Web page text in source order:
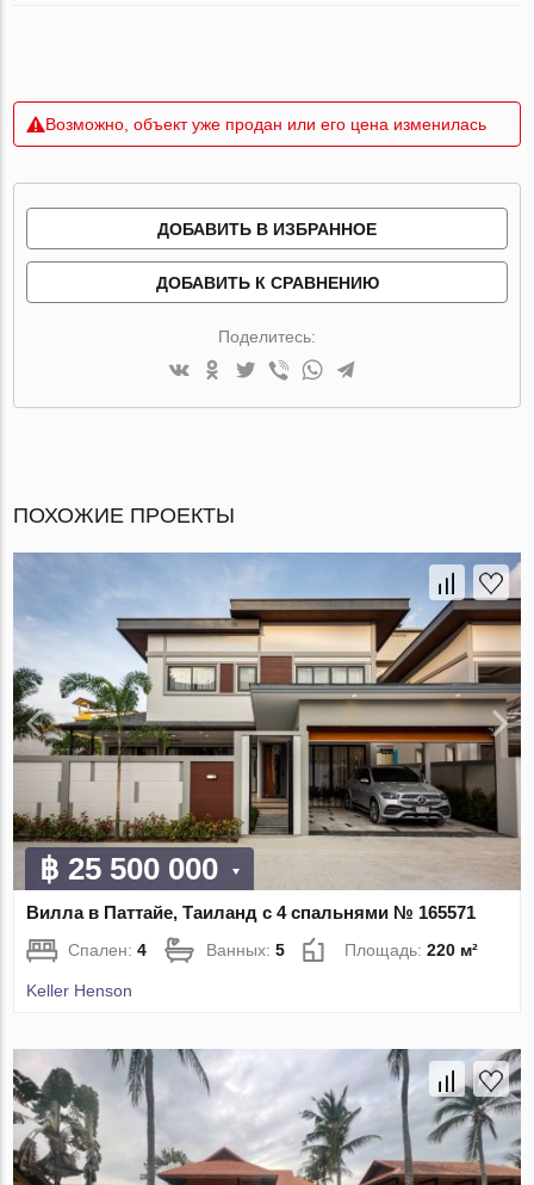
Возможно, объект уже продан или его цена изменилась
ДОБАВИТЬ В ИЗБРАННОЕ
ДОБАВИТЬ К СРАВНЕНИЮ
Поделитесь:
ПОХОЖИЕ ПРОЕКТЫ
฿ 25 500 000
Вилла в Паттайе, Таиланд с 4 спальнями № 165571
Спален:4 Ванных:5 Площадь:220 м²
Keller Henson